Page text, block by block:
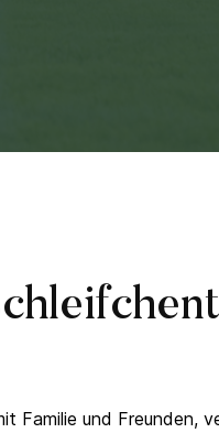
und Freunden,